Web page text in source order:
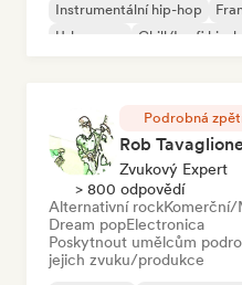
Instrumentální hip-hop
Urban pop
Chill/Lo-fi hip-
Podrobná
Rob
Zvukový Expert
> 800 odpovědí
Alternativní rockKomerční/
Dream popElectronica
Poskytnout umělcům
jejich zvuku/produkce